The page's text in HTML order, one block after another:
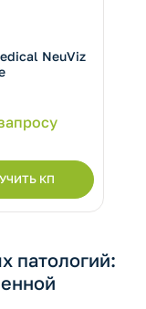
NeuViz
КП
патологий: